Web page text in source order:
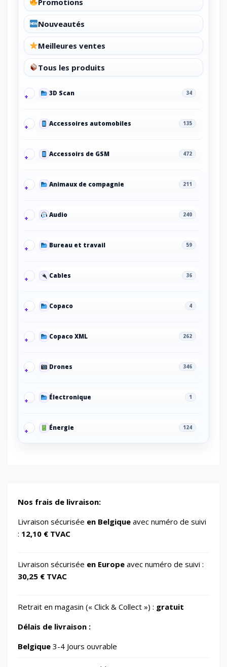
Nouveautés
Meilleures ventes
Tous les produits
3D Scan 34
Accessoires automobiles 135
Accessoirs de GSM 472
Animaux de compagnie 211
Audio 240
Bureau et travail 59
Cables 36
Copaco 4
Copaco XML 262
Drones 346
Électronique 1
Énergie 124
screen protectors/For smartwatches
1
IT Accessories/Monitor stands
Jardin
Nos frais de livraison:
Livraison sécurisée en Belgique avec numéro de suivi
: 12,10 € TVAC
Livraison sécurisée en Europe avec numéro de suivi :
30,25 € TVAC
Retrait en magasin (« Click & Collect ») : gratuit
Délais de livraison :
Belgique 3-4 Jours ouvrable